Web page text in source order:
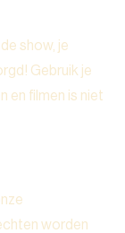
show, je
Gebruik je
en filmen is niet
worden